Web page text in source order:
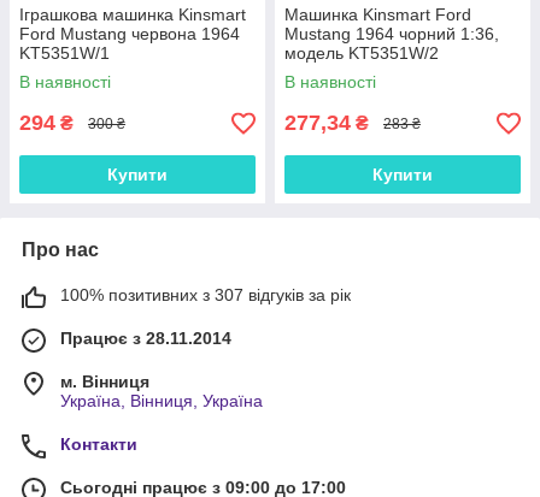
Іграшкова машинка Kinsmart
Ford Mustang червона 1964
KT5351W/1
В наявності
294 ₴ 300 ₴
Купити
Машинка Kinsmart Ford
Mustang 1964 чорний 1:36,
модель KT5351W/2
В наявності
277,34 ₴ 283 ₴
Купити
Про нас
100% позитивних з 307 відгуків за рік
Працює з 28.11.2014
м. Вінниця
Україна, Вінниця, Україна
Контакти
Сьогодні працює з 09:00 до 17:00